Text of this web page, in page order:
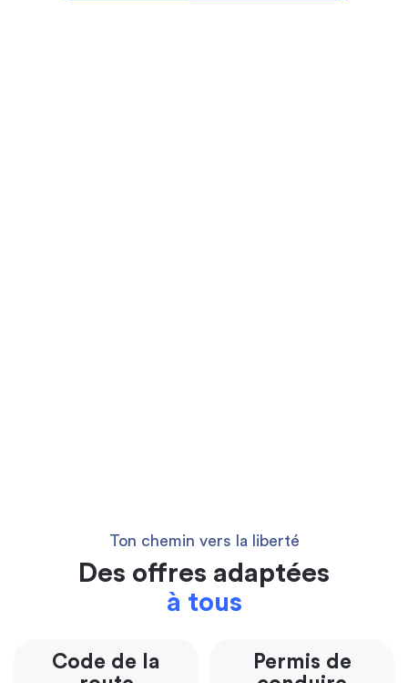
Ton chemin vers la liberté
Des offres adaptées
à tous
Code de la
Permis de